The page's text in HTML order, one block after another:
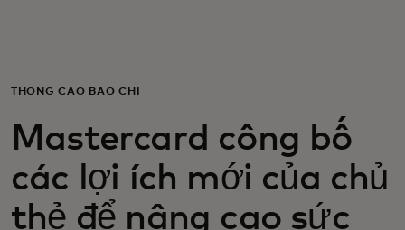
Dành cho doanh nghiệp
Dành cho thế giới
Dành cho nhà đổi mới
THÔNG CÁO BÁO CHÍ
Mastercard công bố
các lợi ích mới của chủ
thẻ để nâng cao sức